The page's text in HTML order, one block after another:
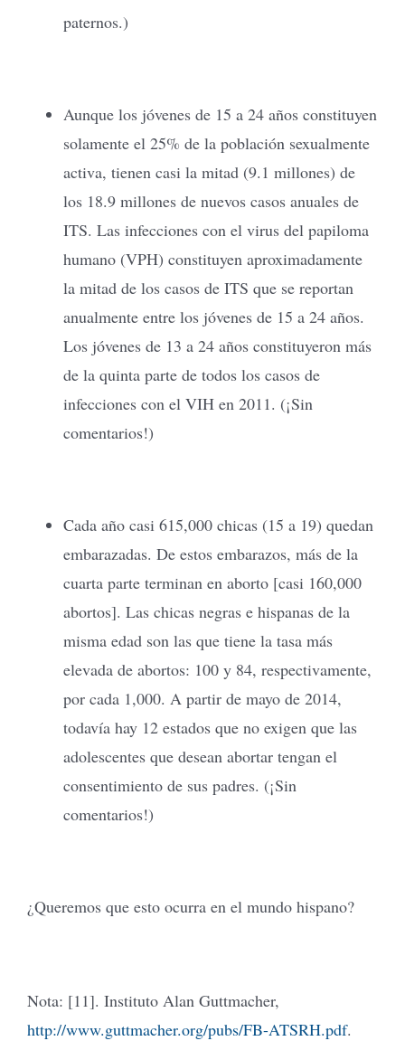
paternos.)
Aunque los jóvenes de 15 a 24 años constituyen
solamente el 25% de la población sexualmente
activa, tienen casi la mitad (9.1 millones) de
los 18.9 millones de nuevos casos anuales de
ITS. Las infecciones con el virus del papiloma
humano (VPH) constituyen aproximadamente
la mitad de los casos de ITS que se reportan
anualmente entre los jóvenes de 15 a 24 años.
Los jóvenes de 13 a 24 años constituyeron más
de la quinta parte de todos los casos de
infecciones con el VIH en 2011. (¡Sin
comentarios!)
Cada año casi 615,000 chicas (15 a 19) quedan
embarazadas. De estos embarazos, más de la
cuarta parte terminan en aborto [casi 160,000
abortos]. Las chicas negras e hispanas de la
misma edad son las que tiene la tasa más
elevada de abortos: 100 y 84, respectivamente,
por cada 1,000. A partir de mayo de 2014,
todavía hay 12 estados que no exigen que las
adolescentes que desean abortar tengan el
consentimiento de sus padres. (¡Sin
comentarios!)
¿Queremos que esto ocurra en el mundo hispano?
Nota: [11]. Instituto Alan Guttmacher,
http://www.guttmacher.org/pubs/FB-ATSRH.pdf.